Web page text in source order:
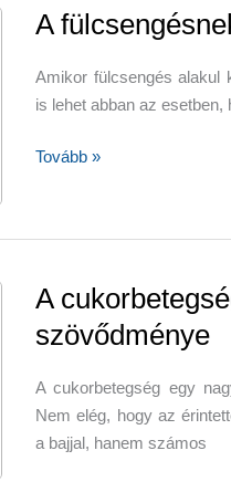
A
Amikor fülcsengés alakul
is lehet abban az
A
oka
Tovább »
A
szövődménye
A cukorbetegség egy
Nem elég, hogy az
a bajjal, hanem számos